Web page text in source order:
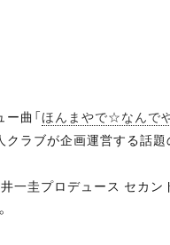
曲「ほんまやで☆なんで
クラブが企画運営する話
一圭プロデュース セカ